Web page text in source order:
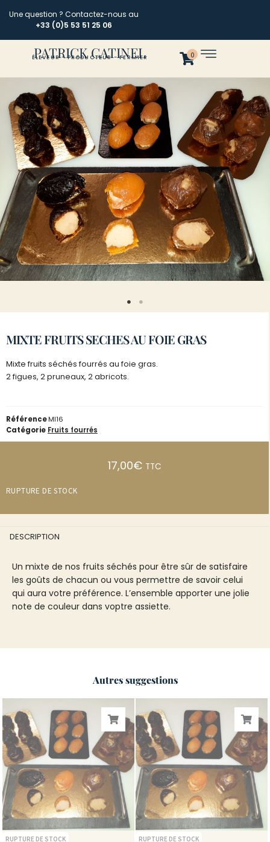
Une question ? Contactez-nous au
+33 (0)5 53 51 25 06
PATRICK CATINEL
ÉLEVEUR - PRODUCTEUR - FERMIER 0
MIXTE FRUITS SECHES AU FOIE GRAS
Mixte fruits séchés fourrés au foie gras.
2 figues, 2 pruneaux, 2 abricots.
RéférenceMI16
Catégorie Fruits fourrés
17,00€ TTC
RUPTURE DE STOCK
DESCRIPTION
Un mixte de nos fruits séchés pour être sûr de satisfaire
les goûts de chacun ou vous permettre de savoir celui
qui aura votre préférence. L’ensemble apporter une jolie
note de couleur dans voptre assiette.
Autres suggestions
RUPTURE DE STOCK RUPTURE DE STOCK